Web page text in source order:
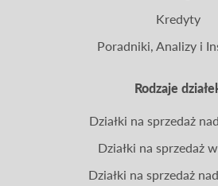
Rodzaje
Kredyty
Poradniki, Analizy i
Działki na sprzedaż
Działki na sprzedaż
Działki na sprzedaż